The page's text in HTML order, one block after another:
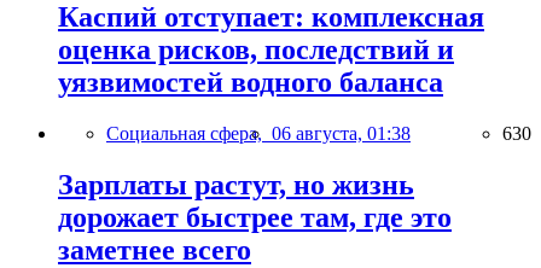
Каспий отступает: комплексная
оценка рисков, последствий и
уязвимостей водного баланса
Социальная сфера, 06 августа, 01:38 630
Зарплаты растут, но жизнь
дорожает быстрее там, где это
заметнее всего